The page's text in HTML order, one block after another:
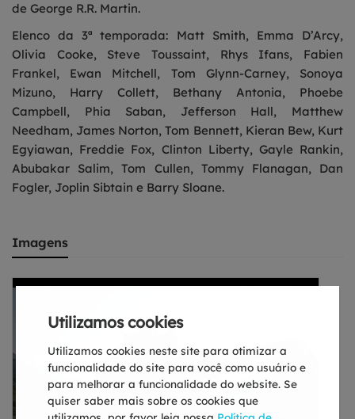
Utilizamos cookies
Utilizamos cookies neste site para otimizar a
funcionalidade do site para você como usuário e
para melhorar a funcionalidade do website. Se
quiser saber mais sobre os cookies que
de George R.R. Martin.
Elenco da 3ª temporada: Matt Smith, Emma D’Arcy,
Olivia Cooke, Steve Toussaint, Rhys Ifans, Fabien
Frankel, Ewan Mitchell, Tom Glynn-Carney, Sonoya
Mizuno, Harry Collett, Bethany Antonia, Phoebe
Campbell, Phia Saban, Jefferson Hall, Matthew
Needham, James Norton, Tom Bennett, Kieran Bew, Kurt
Egyiawan, Freddie Fox, Clinton Liberty, Gayle Rankin,
Abubakar Salim, Tom Cullen, Tommy Flanagan, Dan
Fogler, Joplin Sibtain e Barry Sloane.
Imagens